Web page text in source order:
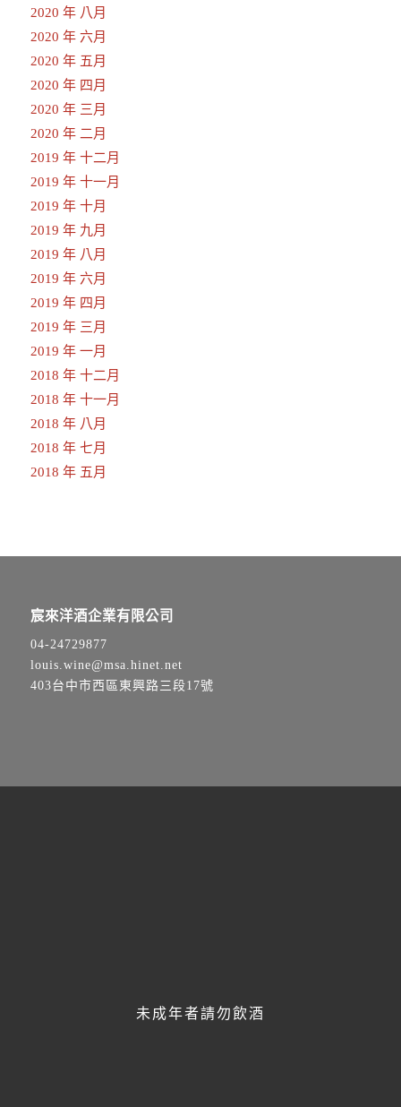
2020 年 八月
2020 年 六月
2020 年 五月
2020 年 四月
2020 年 三月
2020 年 二月
2019 年 十二月
2019 年 十一月
2019 年 十月
2019 年 九月
2019 年 八月
2019 年 六月
2019 年 四月
2019 年 三月
2019 年 一月
2018 年 十二月
2018 年 十一月
2018 年 八月
2018 年 七月
2018 年 五月
宸來洋酒企業有限公司
04-24729877
louis.wine@msa.hinet.net
403台中市西區東興路三段17號
未成年者請勿飲酒